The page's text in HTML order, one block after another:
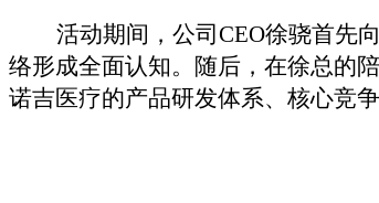
活动期间， 公司 CEO徐骁首先
络形成全面认知。随后，在徐总的
诺吉医疗的产品研发体系、核心竞